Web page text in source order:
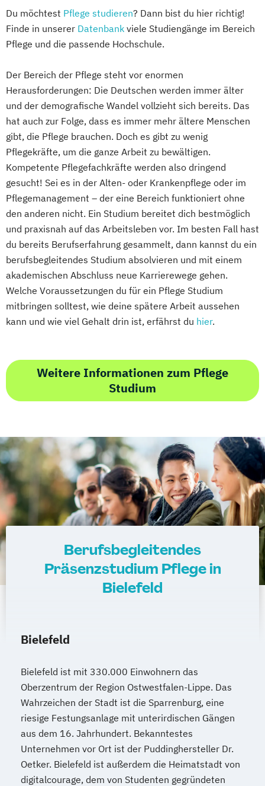
Du möchtest Pflege studieren? Dann bist du hier richtig!
Finde in unserer Datenbank viele Studiengänge im Bereich
Pflege und die passende Hochschule.
Der Bereich der Pflege steht vor enormen
Herausforderungen: Die Deutschen werden immer älter
und der demografische Wandel vollzieht sich bereits. Das
hat auch zur Folge, dass es immer mehr ältere Menschen
gibt, die Pflege brauchen. Doch es gibt zu wenig
Pflegekräfte, um die ganze Arbeit zu bewältigen.
Kompetente Pflegefachkräfte werden also dringend
gesucht! Sei es in der Alten- oder Krankenpflege oder im
Pflegemanagement – der eine Bereich funktioniert ohne
den anderen nicht. Ein Studium bereitet dich bestmöglich
und praxisnah auf das Arbeitsleben vor. Im besten Fall hast
du bereits Berufserfahrung gesammelt, dann kannst du ein
berufsbegleitendes Studium absolvieren und mit einem
akademischen Abschluss neue Karrierewege gehen.
Welche Voraussetzungen du für ein Pflege Studium
mitbringen solltest, wie deine spätere Arbeit aussehen
kann und wie viel Gehalt drin ist, erfährst du hier.
Weitere Informationen zum Pflege
Studium
Berufsbegleitendes
Präsenzstudium Pflege in
Bielefeld
Bielefeld
Bielefeld ist mit 330.000 Einwohnern das
Oberzentrum der Region Ostwestfalen-Lippe. Das
Wahrzeichen der Stadt ist die Sparrenburg, eine
riesige Festungsanlage mit unterirdischen Gängen
aus dem 16. Jahrhundert. Bekanntestes
Unternehmen vor Ort ist der Puddinghersteller Dr.
Oetker. Bielefeld ist außerdem die Heimatstadt von
digitalcourage, dem von Studenten gegründeten